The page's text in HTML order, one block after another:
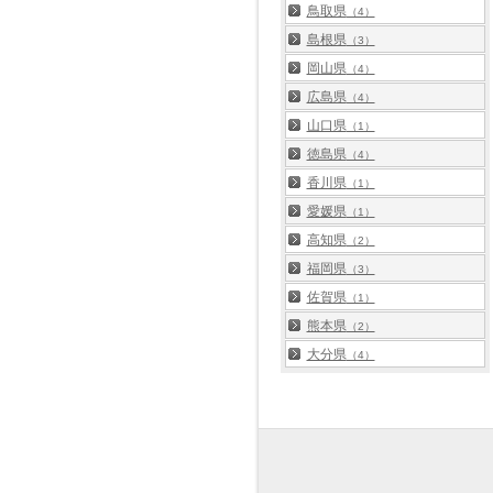
鳥取県 （4）
島根県 （3）
岡山県 （4）
広島県 （4）
山口県 （1）
徳島県 （4）
香川県 （1）
愛媛県 （1）
高知県 （2）
福岡県 （3）
佐賀県 （1）
熊本県 （2）
大分県 （4）